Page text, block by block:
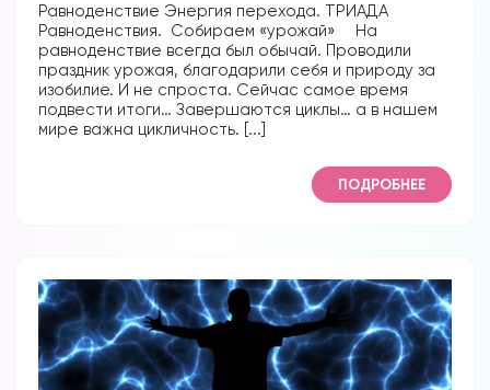
Равноденствие Энергия перехода. ТРИАДА
Равноденствия. Собираем «урожай» ⠀ На
равноденствие всегда был обычай. Проводили
праздник урожая, благодарили себя и природу за
изобилие. И не спроста. Сейчас самое время
подвести итоги… Завершаются циклы… а в нашем
мире важна цикличность. [...]
ПОДРОБНЕЕ